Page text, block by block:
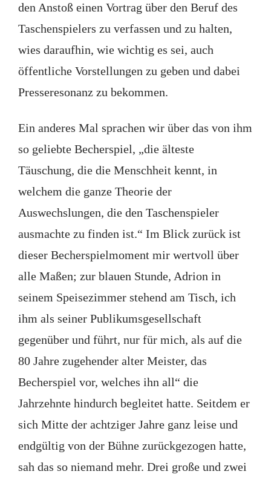
den Anstoß einen Vortrag über den Beruf des
Taschenspielers zu verfassen und zu halten,
wies daraufhin, wie wichtig es sei, auch
öffentliche Vorstellungen zu geben und dabei
Presseresonanz zu bekommen.
Ein anderes Mal sprachen wir über das von ihm
so geliebte Becherspiel, „die älteste
Täuschung, die die Menschheit kennt, in
welchem die ganze Theorie der
Auswechslungen, die den Taschenspieler
ausmachte zu finden ist.“ Im Blick zurück ist
dieser Becherspielmoment mir wertvoll über
alle Maßen; zur blauen Stunde, Adrion in
seinem Speisezimmer stehend am Tisch, ich
ihm als seiner Publikumsgesellschaft
gegenüber und führt, nur für mich, als auf die
80 Jahre zugehender alter Meister, das
Becherspiel vor, welches ihn all“ die
Jahrzehnte hindurch begleitet hatte. Seitdem er
sich Mitte der achtziger Jahre ganz leise und
endgültig von der Bühne zurückgezogen hatte,
sah das so niemand mehr. Drei große und zwei